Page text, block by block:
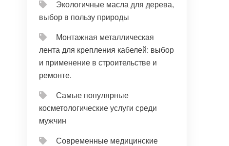
Экологичные масла для дерева,
выбор в пользу природы
Монтажная металлическая
лента для крепления кабелей: выбор
и применение в строительстве и
ремонте.
Самые популярные
косметологические услуги среди
мужчин
Современные медицинские